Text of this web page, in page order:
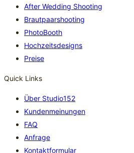
After Wedding Shooting
Brautpaarshooting
PhotoBooth
Hochzeitsdesigns
Preise
Quick Links
Über Studio152
Kundenmeinungen
FAQ
Anfrage
Kontaktformular